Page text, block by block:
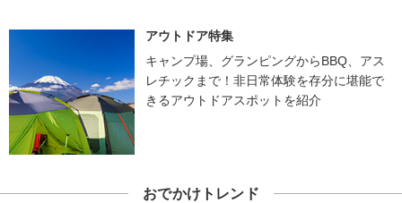
アウトドア特集
キャンプ場、グランピングからBBQ、アス
レチックまで！非日常体験を存分に堪能で
きるアウトドアスポットを紹介
おでかけトレンド